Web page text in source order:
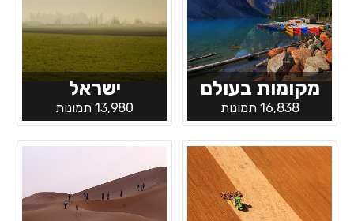
מקומות בעולם
16,838 תמונות
ישראל
13,980 תמונות